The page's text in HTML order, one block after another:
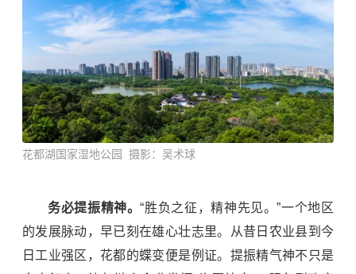
花都湖国家湿地公园 摄影：吴术球
务必提振精神。“胜负之征，精神先见。”一个地区
的发展脉动，早已刻在雄心壮志里。从昔日农业县到今
日工业强区，花都的蝶变便是例证。提振精气神不只是